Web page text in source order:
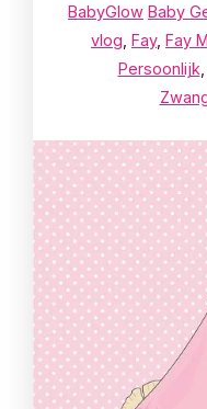
BabyGlow Baby
vlog Fay, Fay
Persoonlijk